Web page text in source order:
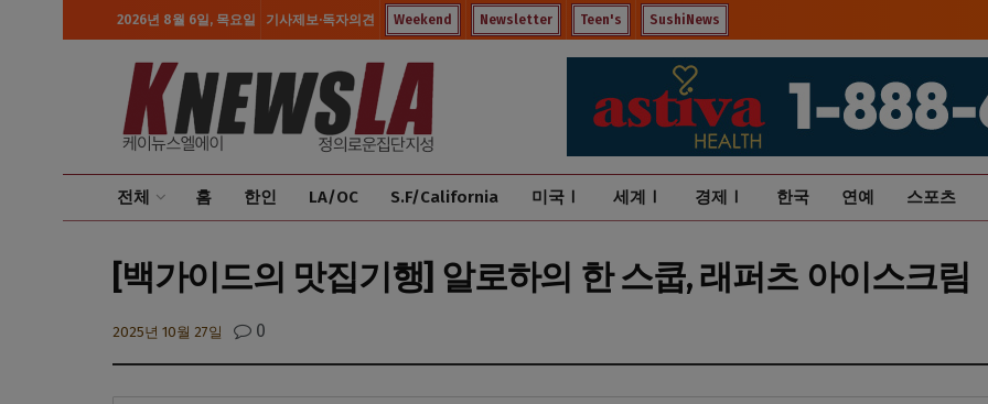
2026년 8월 6일, 목요일 기사제보·독자의견 Weekend Newsletter Teen's SushiNews
전체 홈 한인 LA/OC S.F/California 미국Ⅰ 세계Ⅰ 경제Ⅰ 한국 연예 스포츠
[백가이드의 맛집기행] 알로하의 한 스쿱, 래퍼츠 아이스크림
2025년 10월 27일 0